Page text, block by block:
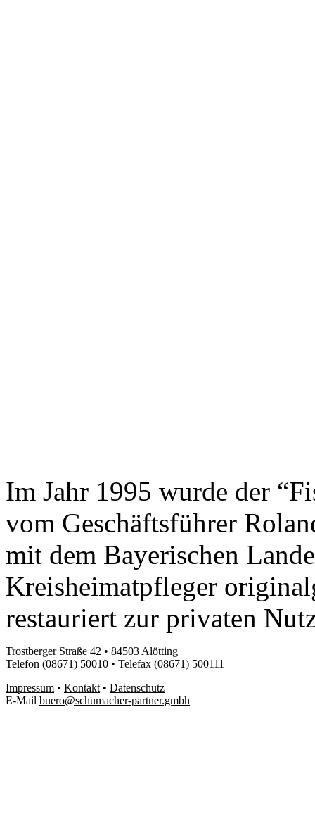
Im Jahr 1995 wurde der
vom Geschäftsführer
mit dem Bayerischen
Kreisheimatpfleger
restauriert zur privaten
Trostberger Straße 42 • 84503 Alötting
Telefon (08671) 50010 • Telefax (08671) 500111
Impressum • Kontakt • Datenschutz
E-Mail buero@schumacher-partner.gmbh